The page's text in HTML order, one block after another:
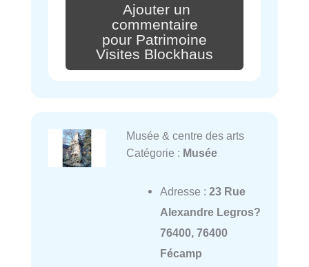
Ajouter un
commentaire
pour Patrimoine
Visites Blockhaus
Musée & centre des arts
Catégorie : Musée
Adresse : 23 Rue
Alexandre Legros?
76400, 76400
Fécamp